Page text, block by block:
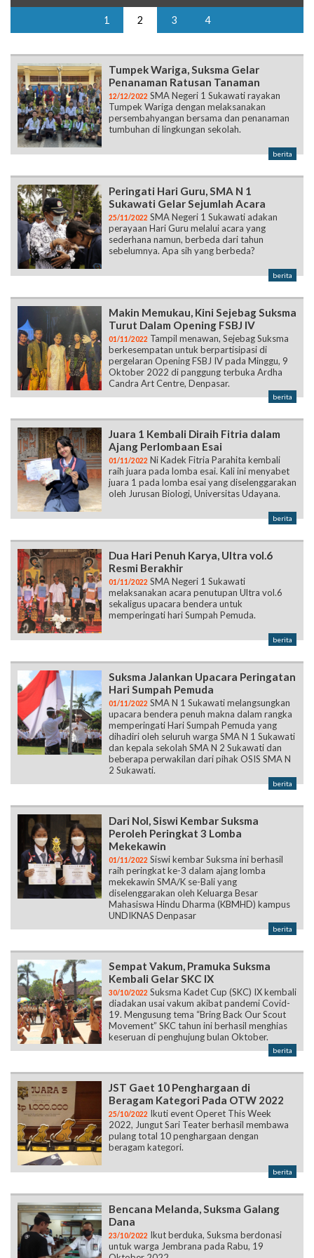
1 2 3 4
Tumpek Wariga, Suksma Gelar
Penanaman Ratusan Tanaman
12/12/2022 SMA Negeri 1 Sukawati rayakan
Tumpek Wariga dengan melaksanakan
persembahyangan bersama dan penanaman
tumbuhan di lingkungan sekolah.
berita
Peringati Hari Guru, SMA N 1
Sukawati Gelar Sejumlah Acara
25/11/2022 SMA Negeri 1 Sukawati adakan
perayaan Hari Guru melalui acara yang
sederhana namun, berbeda dari tahun
sebelumnya. Apa sih yang berbeda?
berita
Makin Memukau, Kini Sejebag Suksma
Turut Dalam Opening FSBJ IV
01/11/2022 Tampil menawan, Sejebag Suksma
berkesempatan untuk berpartisipasi di
pergelaran Opening FSBJ IV pada Minggu, 9
Oktober 2022 di panggung terbuka Ardha
Candra Art Centre, Denpasar.
berita
Juara 1 Kembali Diraih Fitria dalam
Ajang Perlombaan Esai
01/11/2022 Ni Kadek Fitria Parahita kembali
raih juara pada lomba esai. Kali ini menyabet
juara 1 pada lomba esai yang diselenggarakan
oleh Jurusan Biologi, Universitas Udayana.
berita
Dua Hari Penuh Karya, Ultra vol.6
Resmi Berakhir
01/11/2022 SMA Negeri 1 Sukawati
melaksanakan acara penutupan Ultra vol.6
sekaligus upacara bendera untuk
memperingati hari Sumpah Pemuda.
berita
Suksma Jalankan Upacara Peringatan
Hari Sumpah Pemuda
01/11/2022 SMA N 1 Sukawati melangsungkan
upacara bendera penuh makna dalam rangka
memperingati Hari Sumpah Pemuda yang
dihadiri oleh seluruh warga SMA N 1 Sukawati
dan kepala sekolah SMA N 2 Sukawati dan
beberapa perwakilan dari pihak OSIS SMA N
2 Sukawati.
berita
Dari Nol, Siswi Kembar Suksma
Peroleh Peringkat 3 Lomba
Mekekawin
01/11/2022 Siswi kembar Suksma ini berhasil
raih peringkat ke-3 dalam ajang lomba
mekekawin SMA/K se-Bali yang
diselenggarakan oleh Keluarga Besar
Mahasiswa Hindu Dharma (KBMHD) kampus
UNDIKNAS Denpasar
berita
Sempat Vakum, Pramuka Suksma
Kembali Gelar SKC IX
30/10/2022 Suksma Kadet Cup (SKC) IX kembali
diadakan usai vakum akibat pandemi Covid-
19. Mengusung tema “Bring Back Our Scout
Movement” SKC tahun ini berhasil menghias
keseruan di penghujung bulan Oktober.
berita
JST Gaet 10 Penghargaan di
Beragam Kategori Pada OTW 2022
25/10/2022 Ikuti event Operet This Week
2022, Jungut Sari Teater berhasil membawa
pulang total 10 penghargaan dengan
beragam kategori.
berita
Bencana Melanda, Suksma Galang
Dana
23/10/2022 Ikut berduka, Suksma berdonasi
untuk warga Jembrana pada Rabu, 19